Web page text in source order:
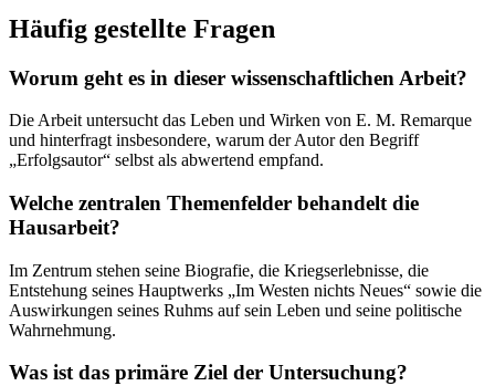
Häufig gestellte Fragen
Worum geht es in dieser wissenschaftlichen Arbeit?
Die Arbeit untersucht das Leben und Wirken von E. M. Remarque
und hinterfragt insbesondere, warum der Autor den Begriff
„Erfolgsautor“ selbst als abwertend empfand.
Welche zentralen Themenfelder behandelt die
Hausarbeit?
Im Zentrum stehen seine Biografie, die Kriegserlebnisse, die
Entstehung seines Hauptwerks „Im Westen nichts Neues“ sowie die
Auswirkungen seines Ruhms auf sein Leben und seine politische
Wahrnehmung.
Was ist das primäre Ziel der Untersuchung?